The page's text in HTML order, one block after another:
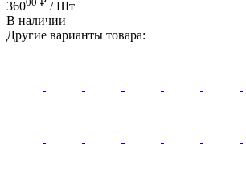
360
/ Шт
В наличии
Другие варианты товара: